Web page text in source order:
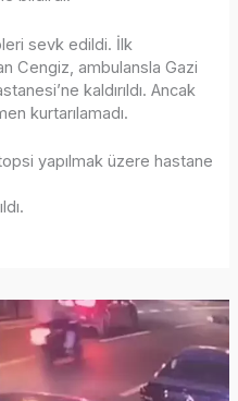
sevk edildi. İlk
Cengiz, ambulansla Gazi
kaldırıldı. Ancak
kurtarılamadı.
yapılmak üzere hastane